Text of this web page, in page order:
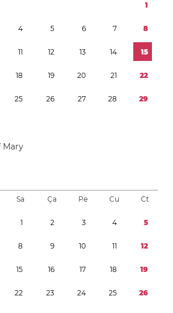
1
4 5 6 7 8
11 12 13 14 15
18 19 20 21 22
25 26 27 28 29
Mary
Sa Ça Pe Cu Ct
1 2 3 4 5
8 9 10 11 12
15 16 17 18 19
22 23 24 25 26